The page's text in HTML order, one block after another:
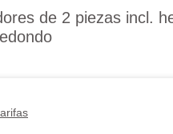
de 2 piezas incl.